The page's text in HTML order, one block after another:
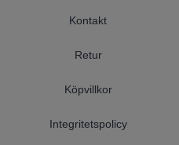
Kontakt
Retur
Köpvillkor
Integritetspolicy